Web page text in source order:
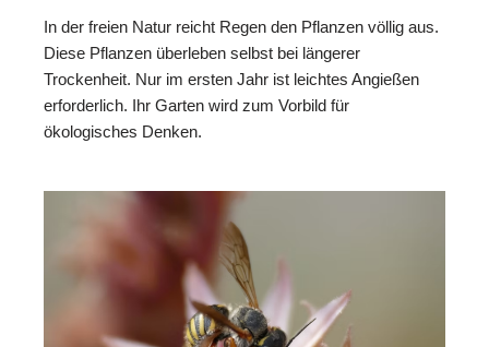
In der freien Natur reicht Regen den Pflanzen völlig aus.
Diese Pflanzen überleben selbst bei längerer
Trockenheit. Nur im ersten Jahr ist leichtes Angießen
erforderlich. Ihr Garten wird zum Vorbild für
ökologisches Denken.